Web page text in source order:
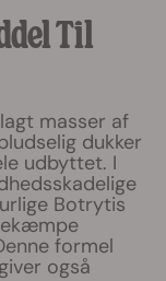
Til
masser af
dukker
udbyttet. I
Botrytis
formel
også